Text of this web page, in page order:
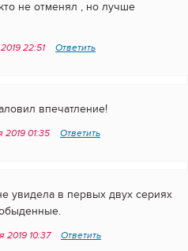
не отменял , но лучше
22:51 Ответить
впечатление!
2019 01:35 Ответить
увидела в первых двух сериях
2019 10:37 Ответить